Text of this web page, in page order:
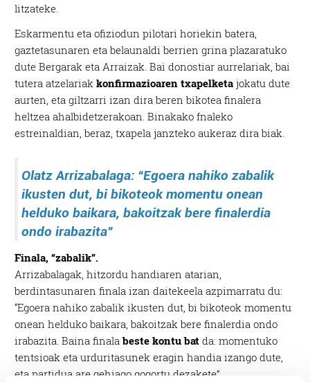
litzateke.
Eskarmentu eta ofiziodun pilotari horiekin batera,
gaztetasunaren eta belaunaldi berrien grina plazaratuko
dute Bergarak eta Arraizak. Bai donostiar aurrelariak, bai
tutera atzelariakkonfirmazioaren txapelketa jokatu dute
aurten, eta giltzarri izan dira beren bikotea finalera
heltzea ahalbidetzerakoan. Binakako fnaleko
estreinaldian, beraz, txapela janzteko aukeraz dira biak.
Olatz Arrizabalaga: “Egoera nahiko zabalik
ikusten dut, bi bikoteok momentu onean
helduko baikara, bakoitzak bere finalerdia
ondo irabazita”
Finala, “zabalik”.
Arrizabalagak, hitzordu handiaren atarian,
berdintasunaren finala izan daitekeela azpimarratu du:
“Egoera nahiko zabalik ikusten dut, bi bikoteok momentu
onean helduko baikara, bakoitzak bere finalerdia ondo
irabazita. Baina finalabeste kontu bat da: momentuko
tentsioak eta urduritasunek eragin handia izango dute,
eta partidua are gehiago gogortu dezakete”.